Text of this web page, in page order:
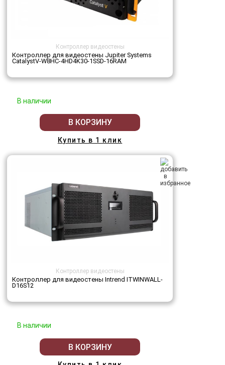
Контроллер видеостены
Контроллер для видеостены Jupiter Systems
CatalystV-W8HC-4HD4K30-1SSD-16RAM
В наличии
В КОРЗИНУ
Купить в 1 клик
Контроллер видеостены
Контроллер для видеостены Intrend ITWINWALL-
D16S12
В наличии
В КОРЗИНУ